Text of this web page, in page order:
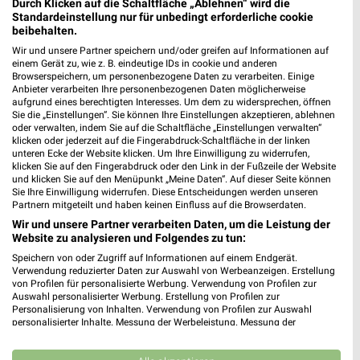
Hot Sommer Sale
Gültig bis Sa. 29.08.
Angebote ab 10.08.
Gültig ab Mo. 10.08.
XXXLutz
7 km
Dieter Knoll
Opti Wohnwelt
Hot Sommer Sale
Durch Klicken auf die Schaltfläche „Ablehnen“ wird die
Standardeinstellung nur für unbedingt erforderliche cookie
beibehalten.
Wir und unsere Partner speichern und/oder greifen auf Informationen auf
einem Gerät zu, wie z. B. eindeutige IDs in cookie und anderen
Browserspeichern, um personenbezogene Daten zu verarbeiten. Einige
Anbieter verarbeiten Ihre personenbezogenen Daten möglicherweise
aufgrund eines berechtigten Interesses. Um dem zu widersprechen, öffnen
Sie die „Einstellungen“. Sie können Ihre Einstellungen akzeptieren, ablehnen
oder verwalten, indem Sie auf die Schaltfläche „Einstellungen verwalten“
klicken oder jederzeit auf die Fingerabdruck-Schaltfläche in der linken
unteren Ecke der Website klicken. Um Ihre Einwilligung zu widerrufen,
klicken Sie auf den Fingerabdruck oder den Link in der Fußzeile der Website
und klicken Sie auf den Menüpunkt „Meine Daten“. Auf dieser Seite können
Sie Ihre Einwilligung widerrufen. Diese Entscheidungen werden unseren
Partnern mitgeteilt und haben keinen Einfluss auf die Browserdaten.
Wir und unsere Partner verarbeiten Daten, um die Leistung der
Website zu analysieren und Folgendes zu tun:
Speichern von oder Zugriff auf Informationen auf einem Endgerät.
Verwendung reduzierter Daten zur Auswahl von Werbeanzeigen. Erstellung
von Profilen für personalisierte Werbung. Verwendung von Profilen zur
Auswahl personalisierter Werbung. Erstellung von Profilen zur
Personalisierung von Inhalten. Verwendung von Profilen zur Auswahl
personalisierter Inhalte. Messung der Werbeleistung. Messung der
Kombinationen von Daten aus verschiedenen Quellen. Entwicklung und